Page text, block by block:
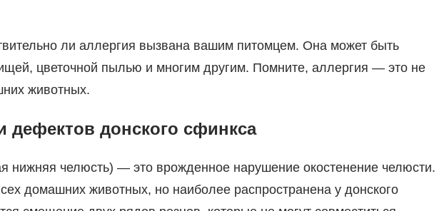
ли аллергия вызвана вашим питомцем. Она может быть
цветочной пылью и многим другим. Помните, аллергия — это не
животных.
дефектов донского сфинкса
нижняя челюсть) — это врожденное нарушение окостенение челюсти.
домашних животных, но наиболее распространена у донского